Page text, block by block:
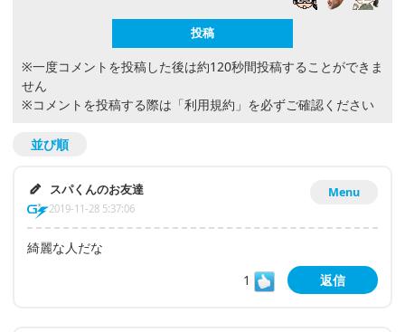
※一度コメントを投稿した後は約120秒間投稿することができま
せん
※コメントを投稿する際は 「利用規約」 を必ずご確認ください
並び順
Menu
スパくんのお友達
2019-11-28 5:37:06
綺麗な人だな
1
返信